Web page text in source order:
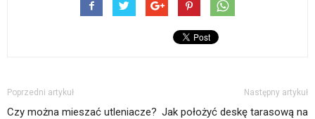
Poprzedni artykuł
Czy można mieszać utleniacze?
Następny artykuł
Jak położyć deskę tarasową na